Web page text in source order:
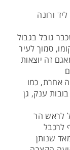
ורונה
גובל בגבול
סמוך לעיר
זה יוצאות
אחרת, כמו
ענק, גן
לראש הר
לרכבל
שנותן